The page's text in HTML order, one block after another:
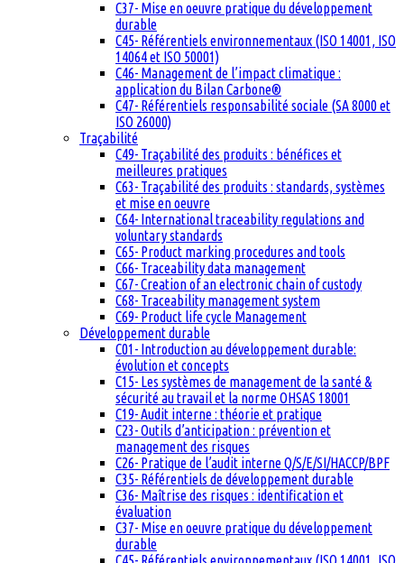
C37- Mise en oeuvre pratique du développement
durable
C45- Référentiels environnementaux (ISO 14001, ISO
14064 et ISO 50001)
C46- Management de l’impact climatique :
application du Bilan Carbone®
C47- Référentiels responsabilité sociale (SA 8000 et
ISO 26000)
Traçabilité
C49- Traçabilité des produits : bénéfices et
meilleures pratiques
C63- Traçabilité des produits : standards, systèmes
et mise en oeuvre
C64- International traceability regulations and
voluntary standards
C65- Product marking procedures and tools
C66- Traceability data management
C67- Creation of an electronic chain of custody
C68- Traceability management system
C69- Product life cycle Management
Développement durable
C01- Introduction au développement durable:
évolution et concepts
C15- Les systèmes de management de la santé &
sécurité au travail et la norme OHSAS 18001
C19- Audit interne : théorie et pratique
C23- Outils d’anticipation : prévention et
management des risques
C26- Pratique de l’audit interne Q/S/E/SI/HACCP/BPF
C35- Référentiels de développement durable
C36- Maîtrise des risques : identification et
évaluation
C37- Mise en oeuvre pratique du développement
durable